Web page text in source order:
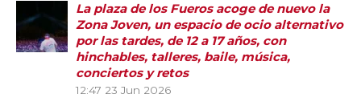
La plaza de los Fueros acoge de nuevo la
Zona Joven, un espacio de ocio alternativo
por las tardes, de 12 a 17 años, con
hinchables, talleres, baile, música,
conciertos y retos
12:47 23 Jun 2026